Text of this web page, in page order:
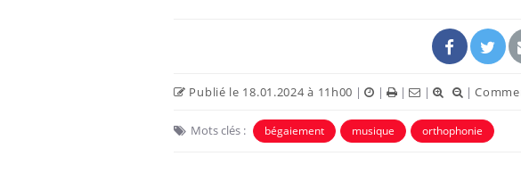
Publié le 18.01.2024 à 11h00 | | | | |
Mots clés : bégaiement musique orthophonie